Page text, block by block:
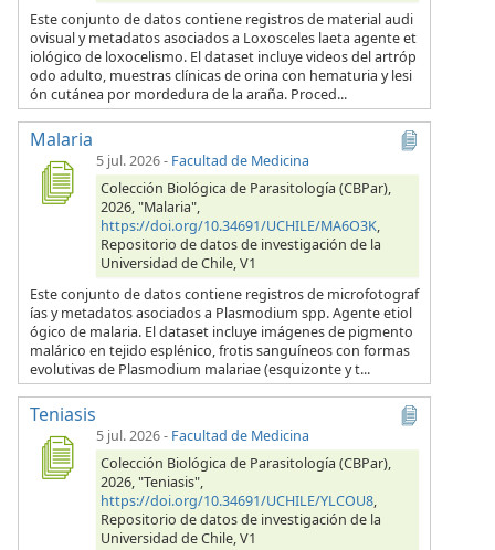
Este conjunto de datos contiene registros de material audi
ovisual y metadatos asociados a Loxosceles laeta agente et
iológico de loxocelismo. El dataset incluye videos del artróp
odo adulto, muestras clínicas de orina con hematuria y lesi
ón cutánea por mordedura de la araña. Proced...
Malaria
5 jul. 2026- Facultad de Medicina
Colección Biológica de Parasitología (CBPar),
2026, "Malaria",
https://doi.org/10.34691/UCHILE/MA6O3K,
Repositorio de datos de investigación de la
Universidad de Chile, V1
Este conjunto de datos contiene registros de microfotograf
ías y metadatos asociados a Plasmodium spp. Agente etiol
ógico de malaria. El dataset incluye imágenes de pigmento
malárico en tejido esplénico, frotis sanguíneos con formas
evolutivas de Plasmodium malariae (esquizonte y t...
Teniasis
5 jul. 2026- Facultad de Medicina
Colección Biológica de Parasitología (CBPar),
2026, "Teniasis",
https://doi.org/10.34691/UCHILE/YLCOU8,
Repositorio de datos de investigación de la
Universidad de Chile, V1